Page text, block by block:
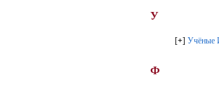
У
[+] Учёные
Ф